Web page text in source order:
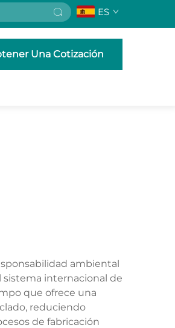
ES
Una Cotización
ambiental
internacional de
que ofrece una
reduciendo
de fabricación